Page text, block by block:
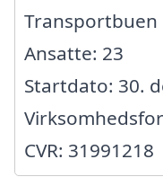
Transportbuen
Ansatte: 23
Startdato: 30.
CVR: 31991218